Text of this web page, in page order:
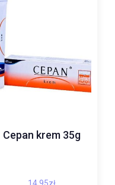
Cepan krem 35g